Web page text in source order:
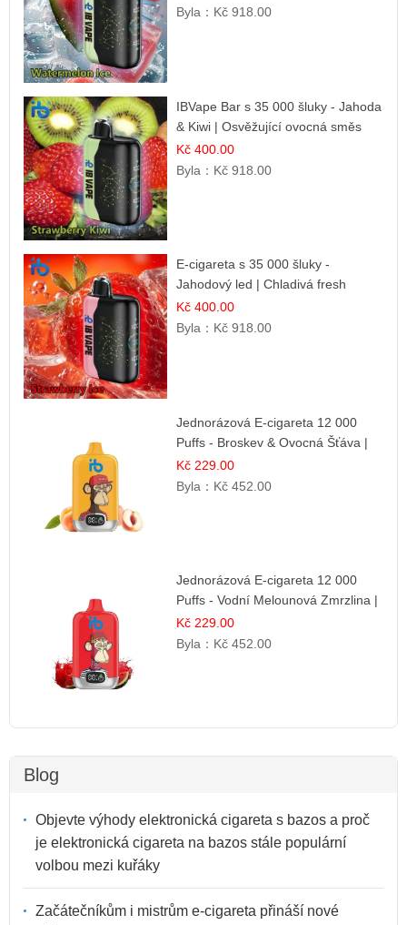
Byla： Kč 918.00
IBVape Bar s 35 000 šluky - Jahoda
& Kiwi | Osvěžující ovocná směs
Kč 400.00
Byla： Kč 918.00
E-cigareta s 35 000 šluky -
Jahodový led | Chladivá fresh
příchuť
Kč 400.00
Byla： Kč 918.00
Jednorázová E-cigareta 12 000
Puffs - Broskev & Ovocná Šťáva |
Osvěžující ovocná směs
Kč 229.00
Byla： Kč 452.00
Jednorázová E-cigareta 12 000
Puffs - Vodní Melounová Zmrzlina |
Letní dezertní příchuť
Kč 229.00
Byla： Kč 452.00
Blog
Objevte výhody elektronická cigareta s bazos a proč
je elektronická cigareta na bazos stále populární
volbou mezi kuřáky
Začátečníkům i mistrům e-cigareta přináší nové